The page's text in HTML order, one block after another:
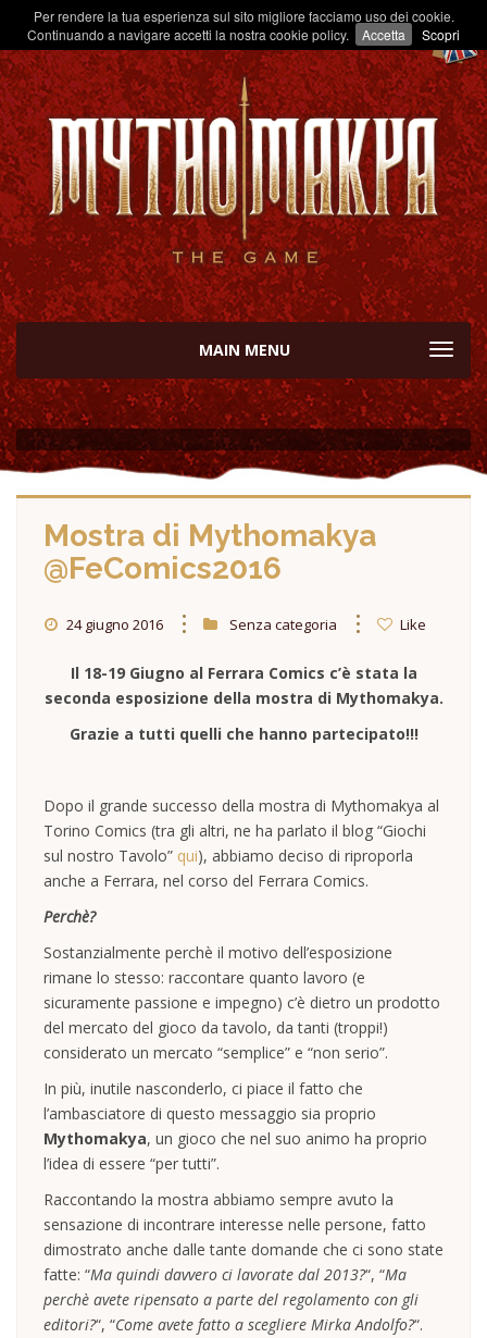
Per rendere la tua esperienza sul sito migliore facciamo uso dei cookie.
Continuando a navigare accetti la nostra cookie policy.
Accetta Scopri
MAIN MENU
Mostra di Mythomakya
@FeComics2016
24 giugno 2016 Senza categoria Like
Il 18-19 Giugno al Ferrara Comics c’è stata la
seconda esposizione della mostra di Mythomakya.
Grazie a tutti quelli che hanno partecipato!!!
Dopo il grande successo della mostra di Mythomakya al
Torino Comics (tra gli altri, ne ha parlato il blog “Giochi
sul nostro Tavolo” qui), abbiamo deciso di riproporla
anche a Ferrara, nel corso del Ferrara Comics.
Perchè?
Sostanzialmente perchè il motivo dell’esposizione
rimane lo stesso: raccontare quanto lavoro (e
sicuramente passione e impegno) c’è dietro un prodotto
del mercato del gioco da tavolo, da tanti (troppi!)
considerato un mercato “semplice” e “non serio”.
In più, inutile nasconderlo, ci piace il fatto che
l’ambasciatore di questo messaggio sia proprio
Mythomakya, un gioco che nel suo animo ha proprio
l’idea di essere “per tutti”.
Raccontando la mostra abbiamo sempre avuto la
sensazione di incontrare interesse nelle persone, fatto
dimostrato anche dalle tante domande che ci sono state
fatte: “Ma quindi davvero ci lavorate dal 2013?“, “Ma
perchè avete ripensato a parte del regolamento con gli
editori?“, “Come avete fatto a scegliere Mirka Andolfo?“.